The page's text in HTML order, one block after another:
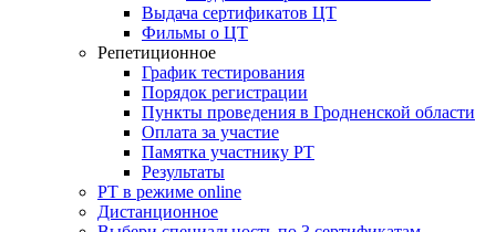
Выдача сертификатов ЦТ
Фильмы о ЦТ
Репетиционное
График тестирования
Порядок регистрации
Пункты проведения в Гродненской области
Оплата за участие
Памятка участнику РТ
Результаты
РТ в режиме online
Дистанционное